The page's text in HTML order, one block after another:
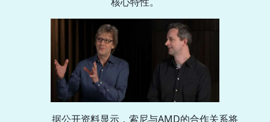
据公开资料显示，索尼与AMD的合作关系将